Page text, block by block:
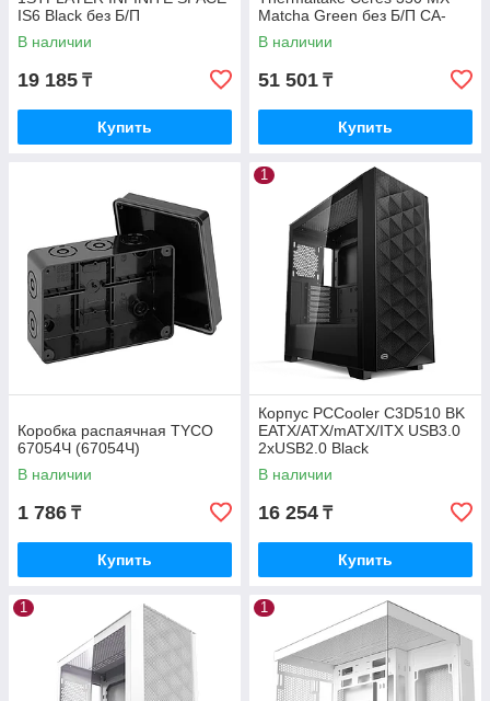
IS6 Black без Б/П
В наличии
19 185 ₸
Купить
Matcha Green без Б/П CA-
1Z3-00MEWN-00
В наличии
51 501 ₸
Купить
Коробка распаячная TYCO
67054Ч (67054Ч)
В наличии
1 786 ₸
Купить
1
Корпус PCCooler C3D510 BK
EATX/ATX/mATX/ITX USB3.0
2xUSB2.0 Black
В наличии
16 254 ₸
Купить
1 1